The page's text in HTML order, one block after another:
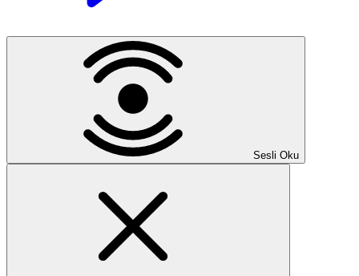
Sesli Oku